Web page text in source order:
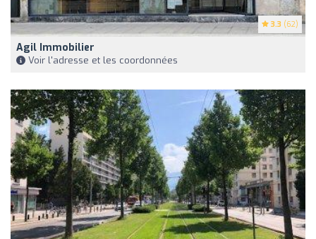
3.3 (62)
Agil Immobilier
Voir l'adresse et les coordonnées